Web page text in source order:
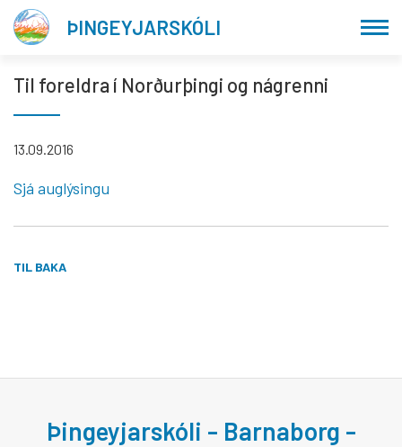
Fara
ÞINGEYJARSKÓLI
Til foreldra í Norðurþingi og nágrenni
13.09.2016
Sjá auglýsingu
TIL BAKA
Þingeyjarskóli - Barnaborg -